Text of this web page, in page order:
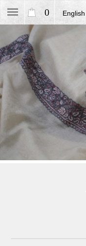
English
0